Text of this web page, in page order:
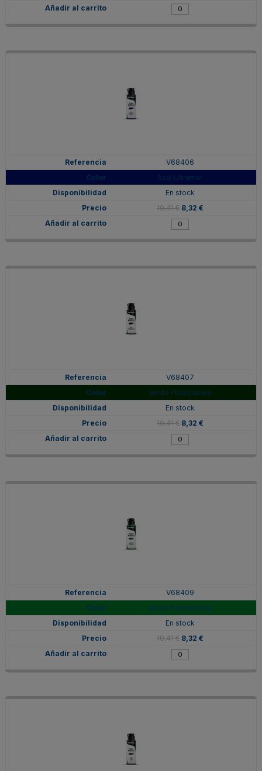
V68406
Azul Ultramar
En stock
10,41 € 8,32 €
V68407
Verde Ftalocianina
En stock
10,41 € 8,32 €
V68409
Verde Permanente
En stock
10,41 € 8,32 €